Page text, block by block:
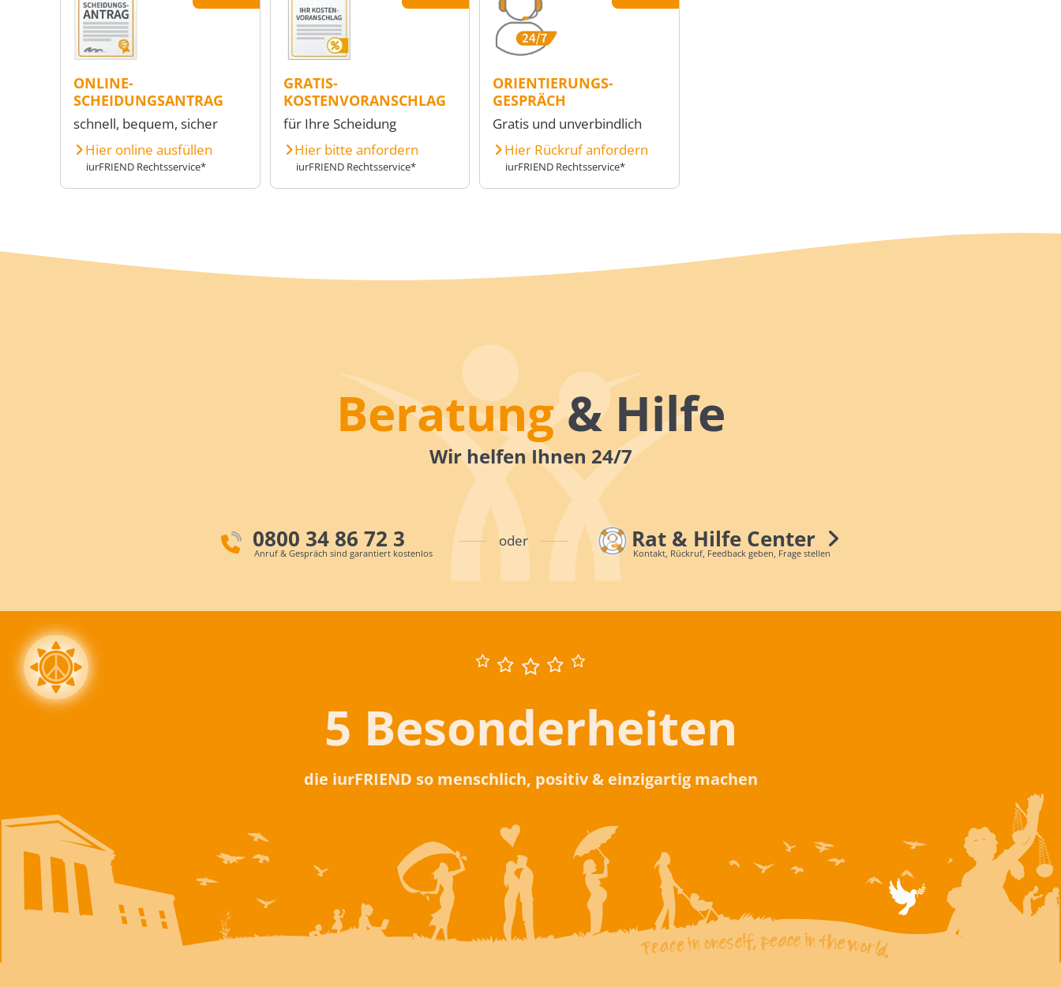
ONLINE-
SCHEIDUNGSANTRAG
schnell, bequem, sicher
Hier online ausfüllen
iurFRIEND Rechtsservice*
GRATIS-
KOSTENVORANSCHLAG
für Ihre Scheidung
Hier bitte anfordern
iurFRIEND Rechtsservice*
ORIENTIERUNGS-
GESPRÄCH
Gratis und unverbindlich
Hier Rückruf anfordern
iurFRIEND Rechtsservice*
Beratung& Hilfe
Wir helfen Ihnen 24/7
0800 34 86 72 3
Anruf & Gespräch sind garantiert kostenlos
oder Rat & Hilfe Center
Kontakt, Rückruf, Feedback geben, Frage stellen
5 Besonderheiten
die iurFRIEND so menschlich, positiv & einzigartig machen